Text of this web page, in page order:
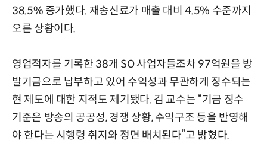
38.5% 증가했다. 재송신료가 매출 대비 4.5% 수준까지
오른 상황이다.
영업적자를 기록한 38개 SO 사업자들조차 97억원을 방
발기금으로 납부하고 있어 수익성과 무관하게 징수되는
현 제도에 대한 지적도 제기됐다. 김 교수는 “기금 징수
기준은 방송의 공공성, 경쟁 상황, 수익구조 등을 반영해
야 한다는 시행령 취지와 정면 배치된다”고 밝혔다.